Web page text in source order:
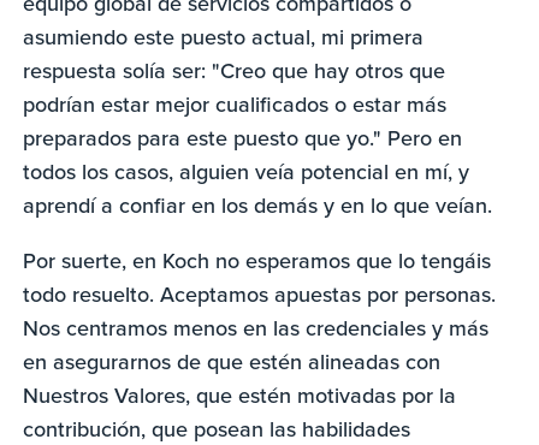
asumiendo este puesto actual, mi primera
respuesta solía ser: "Creo que hay otros que
podrían estar mejor cualificados o estar más
preparados para este puesto que yo." Pero en
todos los casos, alguien veía potencial en mí, y
aprendí a confiar en los demás y en lo que veían.
Por suerte, en Koch no esperamos que lo tengáis
todo resuelto. Aceptamos apuestas por personas.
Nos centramos menos en las credenciales y más
en asegurarnos de que estén alineadas con
Nuestros Valores, que estén motivadas por la
contribución, que posean las habilidades